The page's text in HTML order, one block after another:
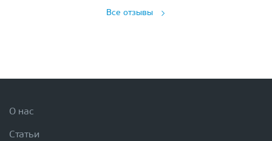
Все отзывы
О нас
Статьи